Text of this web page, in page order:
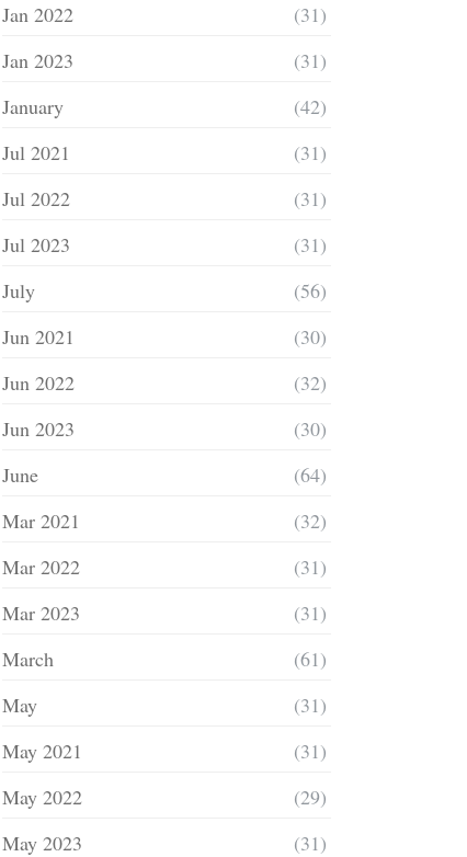
Jan 2022
(31)
Jan 2023
(31)
January
(42)
Jul 2021
(31)
Jul 2022
(31)
Jul 2023
(31)
July
(56)
Jun 2021
(30)
Jun 2022
(32)
Jun 2023
(30)
June
(64)
Mar 2021
(32)
Mar 2022
(31)
Mar 2023
(31)
March
(61)
May
(31)
May 2021
(31)
May 2022
(29)
May 2023
(31)